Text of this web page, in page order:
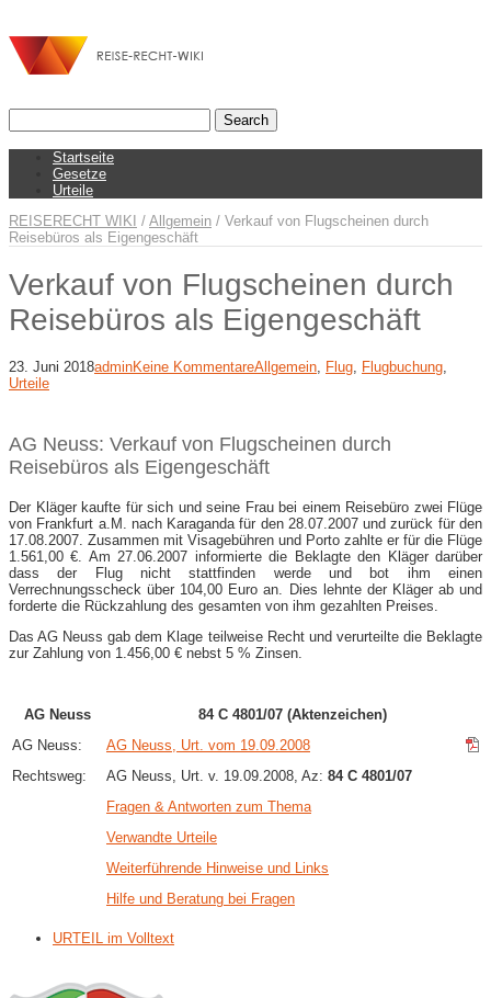
Startseite
Gesetze
Urteile
REISERECHT WIKI / Allgemein / Verkauf von Flugscheinen durch
Reisebüros als Eigengeschäft
Verkauf von Flugscheinen durch
Reisebüros als Eigengeschäft
23. Juni 2018adminKeine KommentareAllgemein Flug Flugbuchung
Urteile
AG Neuss: Verkauf von Flugscheinen durch
Reisebüros als Eigengeschäft
Der Kläger kaufte für sich und seine Frau bei einem Reisebüro zwei Flüge
von Frankfurt a.M. nach Karaganda für den 28.07.2007 und zurück für den
17.08.2007. Zusammen mit Visagebühren und Porto zahlte er für die Flüge
1.561,00 €. Am 27.06.2007 informierte die Beklagte den Kläger darüber
dass der Flug nicht stattfinden werde und bot ihm einen
Verrechnungsscheck über 104,00 Euro an. Dies lehnte der Kläger ab und
forderte die Rückzahlung des gesamten von ihm gezahlten Preises.
Das AG Neuss gab dem Klage teilweise Recht und verurteilte die Beklagte
zur Zahlung von 1.456,00 € nebst 5 % Zinsen.
AG Neuss
84 C 4801/07 (Aktenzeichen)
AG Neuss:
AG Neuss, Urt. vom 19.09.2008
Rechtsweg:
AG Neuss, Urt. v. 19.09.2008, Az: 84 C 4801/07
Fragen & Antworten zum Thema
Verwandte Urteile
Weiterführende Hinweise und Links
Hilfe und Beratung bei Fragen
URTEIL im Volltext